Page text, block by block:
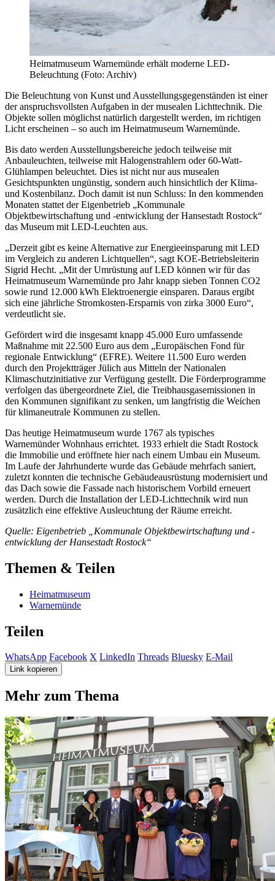
Heimatmuseum Warnemünde erhält moderne LED-
Beleuchtung (Foto: Archiv)
Die Beleuchtung von Kunst und Ausstellungsgegenständen ist einer
der anspruchsvollsten Aufgaben in der musealen Lichttechnik. Die
Objekte sollen möglichst natürlich dargestellt werden, im richtigen
Licht erscheinen – so auch im Heimatmuseum Warnemünde.
Bis dato werden Ausstellungsbereiche jedoch teilweise mit
Anbauleuchten, teilweise mit Halogenstrahlern oder 60-Watt-
Glühlampen beleuchtet. Dies ist nicht nur aus musealen
Gesichtspunkten ungünstig, sondern auch hinsichtlich der Klima-
und Kostenbilanz. Doch damit ist nun Schluss: In den kommenden
Monaten stattet der Eigenbetrieb „Kommunale
Objektbewirtschaftung und -entwicklung der Hansestadt Rostock“
das Museum mit LED-Leuchten aus.
„Derzeit gibt es keine Alternative zur Energieeinsparung mit LED
im Vergleich zu anderen Lichtquellen“, sagt KOE-Betriebsleiterin
Sigrid Hecht. „Mit der Umrüstung auf LED können wir für das
Heimatmuseum Warnemünde pro Jahr knapp sieben Tonnen CO2
sowie rund 12.000 kWh Elektroenergie einsparen. Daraus ergibt
sich eine jährliche Stromkosten-Ersparnis von zirka 3000 Euro“,
verdeutlicht sie.
Gefördert wird die insgesamt knapp 45.000 Euro umfassende
Maßnahme mit 22.500 Euro aus dem „Europäischen Fond für
regionale Entwicklung“ (EFRE). Weitere 11.500 Euro werden
durch den Projektträger Jülich aus Mitteln der Nationalen
Klimaschutzinitiative zur Verfügung gestellt. Die Förderprogramme
verfolgen das übergeordnete Ziel, die Treibhausgasemissionen in
den Kommunen signifikant zu senken, um langfristig die Weichen
für klimaneutrale Kommunen zu stellen.
Das heutige Heimatmuseum wurde 1767 als typisches
Warnemünder Wohnhaus errichtet. 1933 erhielt die Stadt Rostock
die Immobilie und eröffnete hier nach einem Umbau ein Museum.
Im Laufe der Jahrhunderte wurde das Gebäude mehrfach saniert,
zuletzt konnten die technische Gebäudeausrüstung modernisiert und
das Dach sowie die Fassade nach historischem Vorbild erneuert
werden. Durch die Installation der LED-Lichttechnik wird nun
zusätzlich eine effektive Ausleuchtung der Räume erreicht.
Quelle: Eigenbetrieb „Kommunale Objektbewirtschaftung und -
entwicklung der Hansestadt Rostock“
Themen & Teilen
Heimatmuseum
Warnemünde
Teilen
WhatsApp Facebook X LinkedIn Threads Bluesky E-Mail
Link kopieren
Mehr zum Thema